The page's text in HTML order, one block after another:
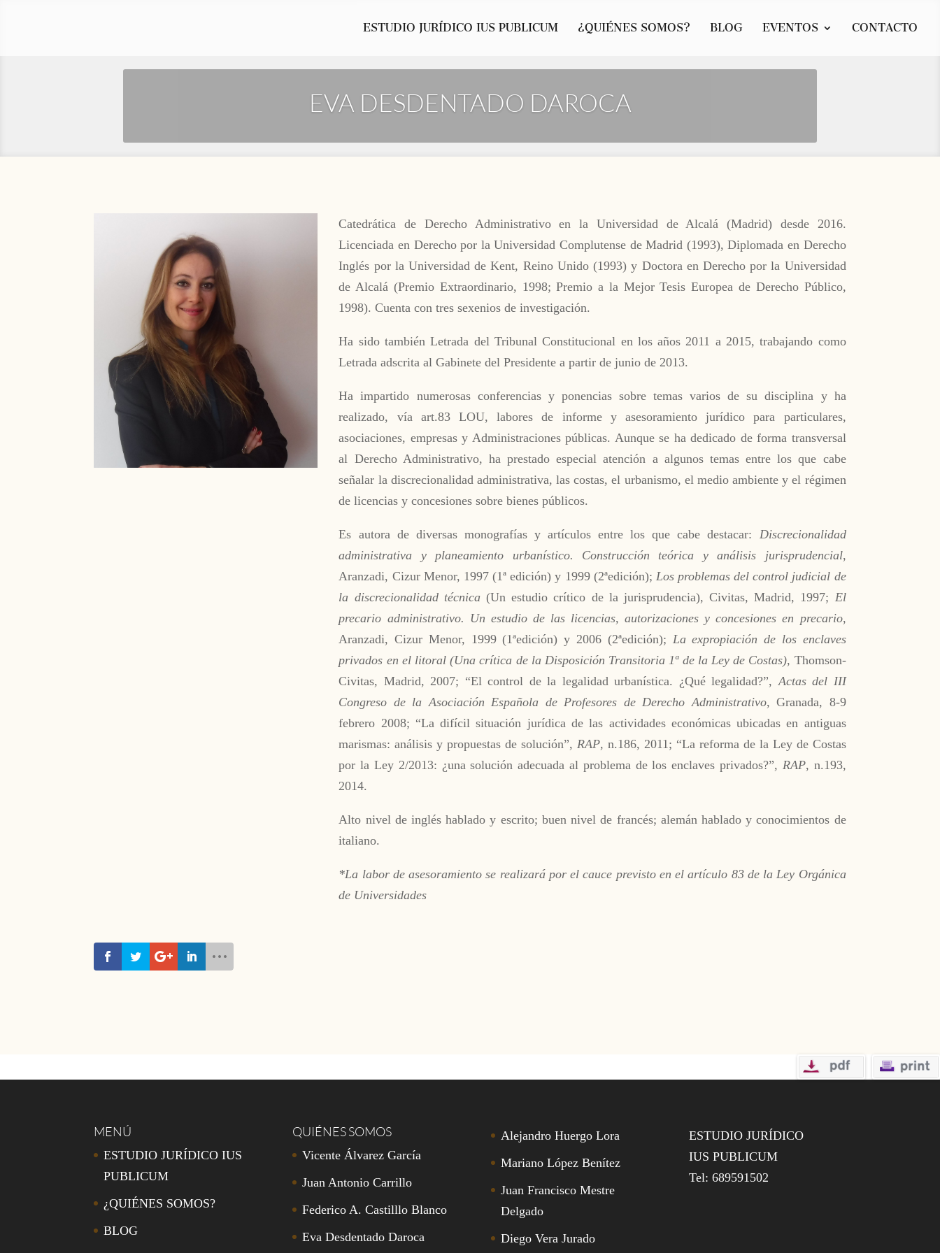
ESTUDIO JURÍDICO IUS PUBLICUM ¿QUIÉNES SOMOS? BLOG EVENTOS CONTACTO
EVA DESDENTADO DAROCA
Catedrática de Derecho Administrativo en la Universidad de Alcalá (Madrid) desde 2016.
Licenciada en Derecho por la Universidad Complutense de Madrid (1993), Diplomada en Derecho
Inglés por la Universidad de Kent, Reino Unido (1993) y Doctora en Derecho por la Universidad
de Alcalá (Premio Extraordinario, 1998; Premio a la Mejor Tesis Europea de Derecho Público,
1998). Cuenta con tres sexenios de investigación.
Ha sido también Letrada del Tribunal Constitucional en los años 2011 a 2015, trabajando como
Letrada adscrita al Gabinete del Presidente a partir de junio de 2013.
Ha impartido numerosas conferencias y ponencias sobre temas varios de su disciplina y ha
realizado, vía art.83 LOU, labores de informe y asesoramiento jurídico para particulares,
asociaciones, empresas y Administraciones públicas. Aunque se ha dedicado de forma transversal
al Derecho Administrativo, ha prestado especial atención a algunos temas entre los que cabe
señalar la discrecionalidad administrativa, las costas, el urbanismo, el medio ambiente y el régimen
de licencias y concesiones sobre bienes públicos.
Es autora de diversas monografías y artículos entre los que cabe destacar: Discrecionalidad
administrativa y planeamiento urbanístico. Construcción teórica y análisis jurisprudencial,
Aranzadi, Cizur Menor, 1997 (1ª edición) y 1999 (2ªedición); Los problemas del control judicial de
la discrecionalidad técnica(Un estudio crítico de la jurisprudencia), Civitas, Madrid, 1997; El
precario administrativo. Un estudio de las licencias, autorizaciones y concesiones en precario,
Aranzadi, Cizur Menor, 1999 (1ªedición) y 2006 (2ªedición); La expropiación de los enclaves
privados en el litoral (Una crítica de la Disposición Transitoria 1ª de la Ley de Costas), Thomson-
Civitas, Madrid, 2007; “El control de la legalidad urbanística. ¿Qué legalidad?”, Actas del III
Congreso de la Asociación Española de Profesores de Derecho Administrativo, Granada, 8-9
febrero 2008; “La difícil situación jurídica de las actividades económicas ubicadas en antiguas
marismas: análisis y propuestas de solución”, RAP, n.186, 2011; “La reforma de la Ley de Costas
por la Ley 2/2013: ¿una solución adecuada al problema de los enclaves privados?”, RAP, n.193,
2014.
Alto nivel de inglés hablado y escrito; buen nivel de francés; alemán hablado y conocimientos de
italiano.
*La labor de asesoramiento se realizará por el cauce previsto en el artículo 83 de la Ley Orgánica
de Universidades
MENÚ
ESTUDIO JURÍDICO IUS
PUBLICUM
¿QUIÉNES SOMOS?
BLOG
QUIÉNES SOMOS
Vicente Álvarez García
Juan Antonio Carrillo
Federico A. Castilllo Blanco
Eva Desdentado Daroca
Alejandro Huergo Lora
Mariano López Benítez
Juan Francisco Mestre
Delgado
Diego Vera Jurado
ESTUDIO JURÍDICO
IUS PUBLICUM
Tel: 689591502